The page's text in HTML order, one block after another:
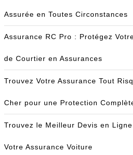
Assurée en Toutes Circonstances
Assurance RC Pro : Protégez
de Courtier en Assurances
Trouvez Votre Assurance Tout
Cher pour une Protection
Trouvez le Meilleur Devis en
Votre Assurance Voiture